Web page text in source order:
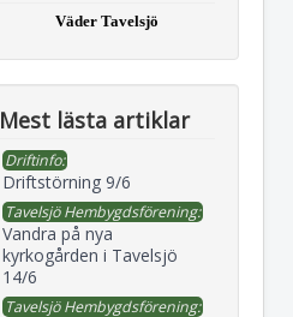
Väder Tavelsjö
Mest lästa artiklar
Driftinfo:
Driftstörning 9/6
Tavelsjö Hembygdsförening:
Vandra på nya
kyrkogården i Tavelsjö
14/6
Tavelsjö Hembygdsförening: